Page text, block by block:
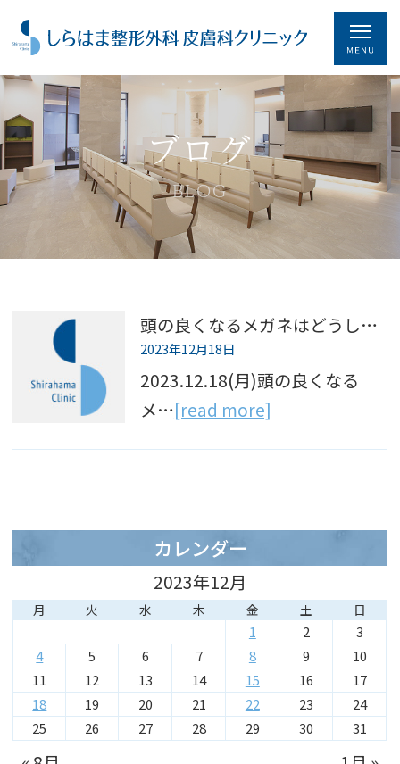
ブログ
BLOG
頭の良くなるメガネはどうしたのか
2023年12月18日
2023.12.18(月)頭の良くなる
メ…[read more]
カレンダー
2023年12月
月 火 水 木 金 土 日
1 2
3
4
5 6 7 8 9
10
11
12 13 14 15 16
17
18
19 20 21 22 23
24
25
26 27 28 29 30 31